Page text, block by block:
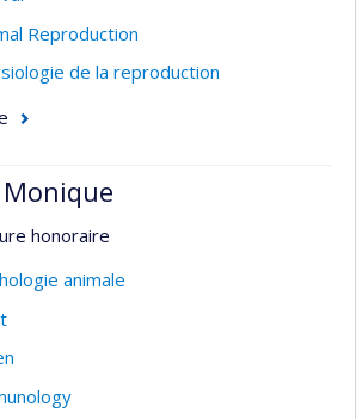
Reproduction
de la reproduction
Monique
honoraire
animale